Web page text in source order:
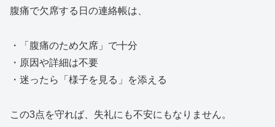
腹痛で欠席する日の連絡帳は、
・「腹痛のため欠席」で十分
・原因や詳細は不要
・迷ったら「様子を見る」を添える
この3点を守れば、失礼にも不安にもなりません。